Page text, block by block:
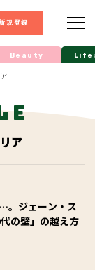
規登録
Beauty
ア
。ジェーン・ス
の壁」の越え方